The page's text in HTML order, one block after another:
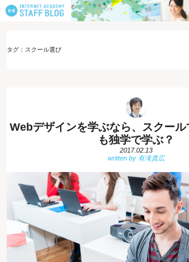
タグ：スクール選び
Webデザインを学ぶなら、スクール
も独学で学ぶ？
2017.02.13